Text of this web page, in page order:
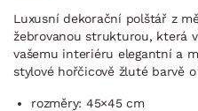
Luxusní dekorační polštář z
žebrovanou strukturou, která
vašemu interiéru elegantní a
stylové hořčicově žluté barvě
rozměry: 45×45 cm